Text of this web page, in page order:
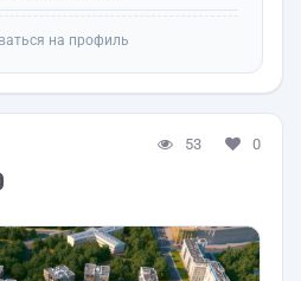
на профиль
53 0